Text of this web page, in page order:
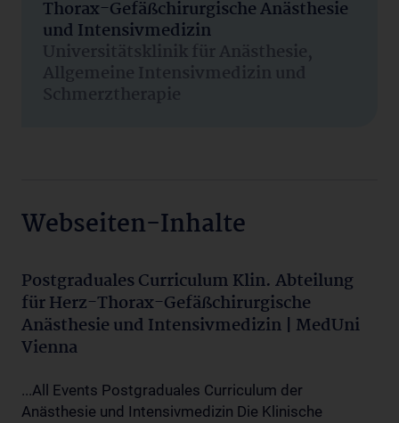
Thorax-Gefäßchirurgische Anästhesie
und Intensivmedizin
Universitätsklinik für Anästhesie,
Allgemeine Intensivmedizin und
Schmerztherapie
Webseiten-Inhalte
Postgraduales Curriculum Klin. Abteilung
für Herz-Thorax-Gefäßchirurgische
Anästhesie und Intensivmedizin | MedUni
Vienna
...All Events Postgraduales Curriculum der
Anästhesie und Intensivmedizin Die Klinische